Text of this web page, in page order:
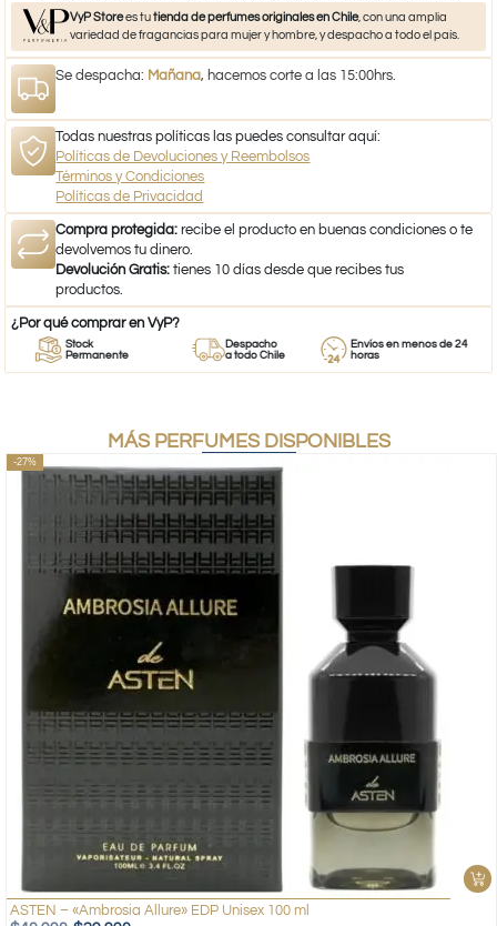
VyP Storees tutienda de perfumes originales en Chile, con una amplia
variedad de fragancias para mujer y hombre, y despacho a todo el país.
Se despacha: Mañana, hacemos corte a las 15:00hrs.
Todas nuestras políticas las puedes consultar aquí:
Políticas de Devoluciones y Reembolsos
Términos y Condiciones
Políticas de Privacidad
Compra protegida: recibe el producto en buenas condiciones o te
devolvemos tu dinero.
Devolución Gratis: tienes 10 días desde que recibes tus
productos.
¿Por qué comprar en VyP?
Stock
Permanente
Despacho
a todo Chile
Envíos en menos de 24
horas
MÁS PERFUMES DISPONIBLES
-27%
ASTEN – «Ambrosia Allure» EDP Unisex 100 ml